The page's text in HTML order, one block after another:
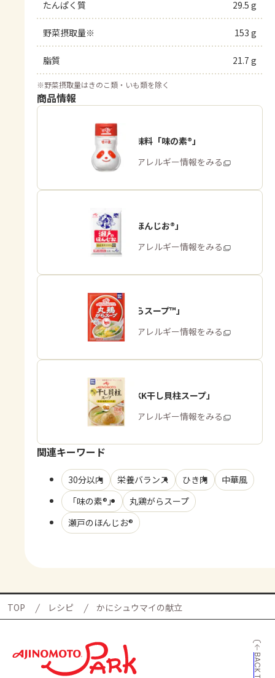
たんぱく質 29.5 g
野菜摂取量※ 153 g
脂質 21.7 g
※野菜摂取量はきのこ類・いも類を除く
商品情報
うま味調味料「味の素®」
商品・アレルギー情報をみる
「瀬戸のほんじお®」
商品・アレルギー情報をみる
「丸鶏がらスープ™」
商品・アレルギー情報をみる
「味の素KK干し貝柱スープ」
商品・アレルギー情報をみる
関連キーワード
30分以内 栄養バランス ひき肉
中華風
「味の素®」
丸鶏がらスープ
瀬戸のほんじお®
TOP レシピ かにシュウマイの献立